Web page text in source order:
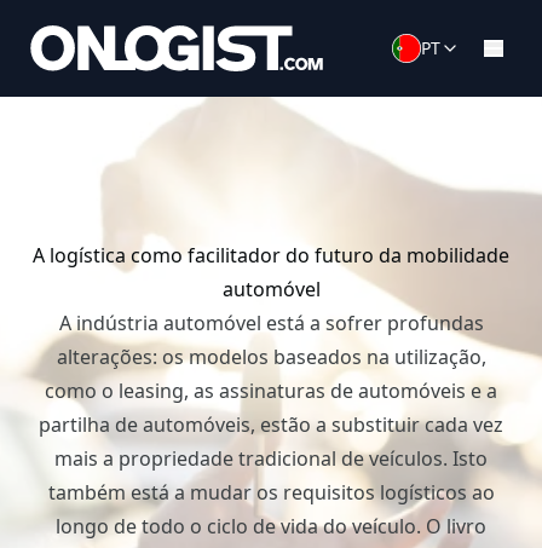
PT
A logística como facilitador do futuro da mobilidade
automóvel
A indústria automóvel está a sofrer profundas
alterações: os modelos baseados na utilização,
como o leasing, as assinaturas de automóveis e a
partilha de automóveis, estão a substituir cada vez
mais a propriedade tradicional de veículos. Isto
também está a mudar os requisitos logísticos ao
longo de todo o ciclo de vida do veículo. O livro